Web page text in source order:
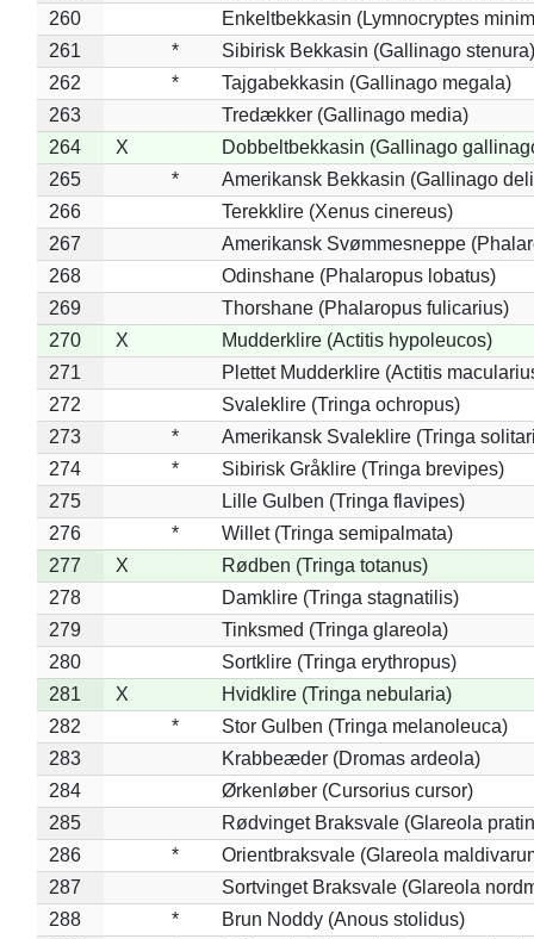
260
Enkeltbekkasin (Lymnocryptes
261
*
Sibirisk Bekkasin (Gallinago stenura)
262
*
Tajgabekkasin (Gallinago megala)
263
Tredækker (Gallinago media)
264
X
Dobbeltbekkasin (Gallinago
265
*
Amerikansk Bekkasin (Gallinago
266
Terekklire (Xenus cinereus)
267
Amerikansk Svømmesneppe
268
Odinshane (Phalaropus lobatus)
269
Thorshane (Phalaropus fulicarius)
270
X
Mudderklire (Actitis hypoleucos)
271
Plettet Mudderklire (Actitis
272
Svaleklire (Tringa ochropus)
273
*
Amerikansk Svaleklire (Tringa
274
*
Sibirisk Gråklire (Tringa brevipes)
275
Lille Gulben (Tringa flavipes)
276
*
Willet (Tringa semipalmata)
277
X
Rødben (Tringa totanus)
278
Damklire (Tringa stagnatilis)
279
Tinksmed (Tringa glareola)
280
Sortklire (Tringa erythropus)
281
X
Hvidklire (Tringa nebularia)
282
*
Stor Gulben (Tringa melanoleuca)
283
Krabbeæder (Dromas ardeola)
284
Ørkenløber (Cursorius cursor)
285
Rødvinget Braksvale (Glareola
286
*
Orientbraksvale (Glareola
287
Sortvinget Braksvale (Glareola
288
*
Brun Noddy (Anous stolidus)